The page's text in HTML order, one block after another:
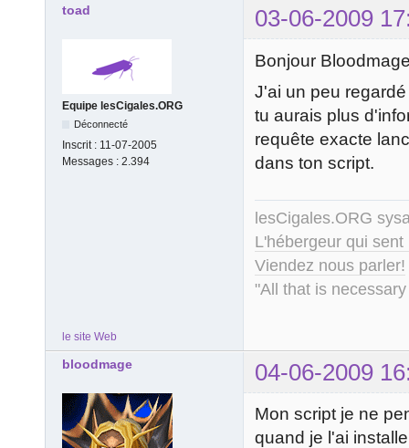
toad 03-06-2009
Equipe lesCigales.ORG
Déconnecté
Inscrit : 11-07-2005
Messages : 2.394
Bonjour
J'ai un peu
tu aurais plus
requête exacte
dans ton script.
lesCigales.ORG
L'hébergeur qui
Viendez nous parler!
"All that is
le site Web
bloodmage 04-06-2009
Mon script je ne
quand je l'ai